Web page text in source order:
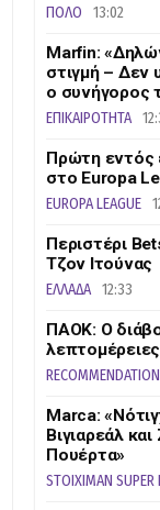
ΠΟΛΟ 13:02
Marfin:
στιγμή – Δεν
ο συνήγορος
ΕΠΙΚΑΙΡΟΤΗΤΑ
Πρώτη εντός
στο Europa
EUROPA LEAGUE
Περιστέρι
Τζον Ιτούνας
ΕΛΛΑΔΑ 12:33
ΠΑΟΚ: Ο
Marca:
Βιγιαρεάλ
Πουέρτα»
STOIXIMAN SUPER